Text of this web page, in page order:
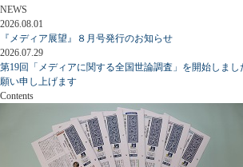
NEWS
2026.08.01
『メディア展望』８月号発行のお知らせ
2026.07.29
第19回「メディアに関する全国世論調査」を開始しま
願い申し上げます
Contents